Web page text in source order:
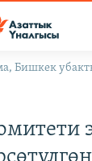
Бишкек